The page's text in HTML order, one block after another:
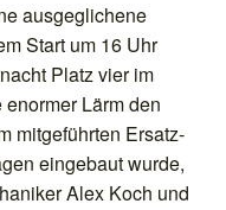
ausgeglichene
Start um 16 Uhr
Platz vier im
Lärm den
mitgeführten Ersatz-
eingebaut wurde,
Alex Koch und